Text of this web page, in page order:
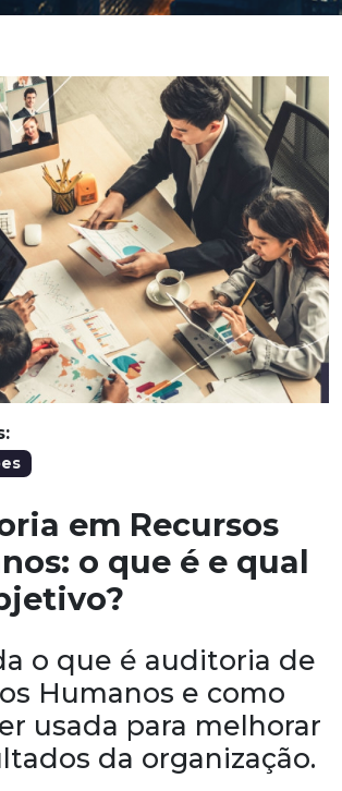
em Recursos
o que é e qual
o que é auditoria de
Humanos e como
usada para melhorar
da organização.